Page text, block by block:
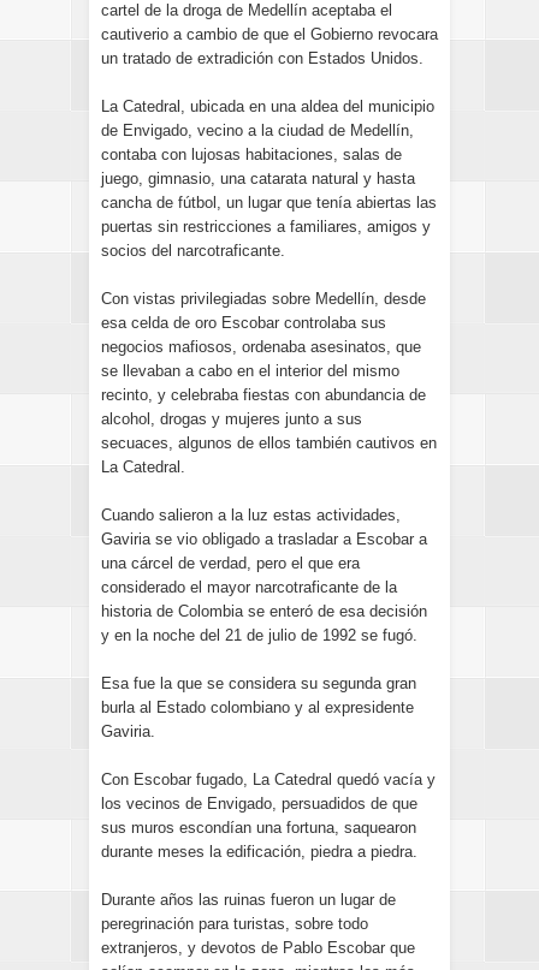
cartel de la droga de Medellín aceptaba el
cautiverio a cambio de que el Gobierno revocara
un tratado de extradición con Estados Unidos.
La Catedral, ubicada en una aldea del municipio
de Envigado, vecino a la ciudad de Medellín,
contaba con lujosas habitaciones, salas de
juego, gimnasio, una catarata natural y hasta
cancha de fútbol, un lugar que tenía abiertas las
puertas sin restricciones a familiares, amigos y
socios del narcotraficante.
Con vistas privilegiadas sobre Medellín, desde
esa celda de oro Escobar controlaba sus
negocios mafiosos, ordenaba asesinatos, que
se llevaban a cabo en el interior del mismo
recinto, y celebraba fiestas con abundancia de
alcohol, drogas y mujeres junto a sus
secuaces, algunos de ellos también cautivos en
La Catedral.
Cuando salieron a la luz estas actividades,
Gaviria se vio obligado a trasladar a Escobar a
una cárcel de verdad, pero el que era
considerado el mayor narcotraficante de la
historia de Colombia se enteró de esa decisión
y en la noche del 21 de julio de 1992 se fugó.
Esa fue la que se considera su segunda gran
burla al Estado colombiano y al expresidente
Gaviria.
Con Escobar fugado, La Catedral quedó vacía y
los vecinos de Envigado, persuadidos de que
sus muros escondían una fortuna, saquearon
durante meses la edificación, piedra a piedra.
Durante años las ruinas fueron un lugar de
peregrinación para turistas, sobre todo
extranjeros, y devotos de Pablo Escobar que